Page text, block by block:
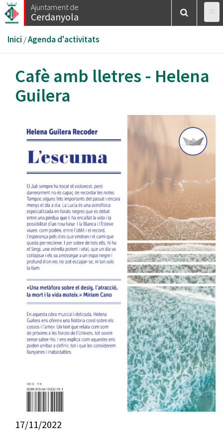
Vés
al
Ajuntament de
Cerdanyola
Esteu
aquí
Inici /Agenda d'activitats
Cafè amb lletres - Helena
Guilera
17/11/2022